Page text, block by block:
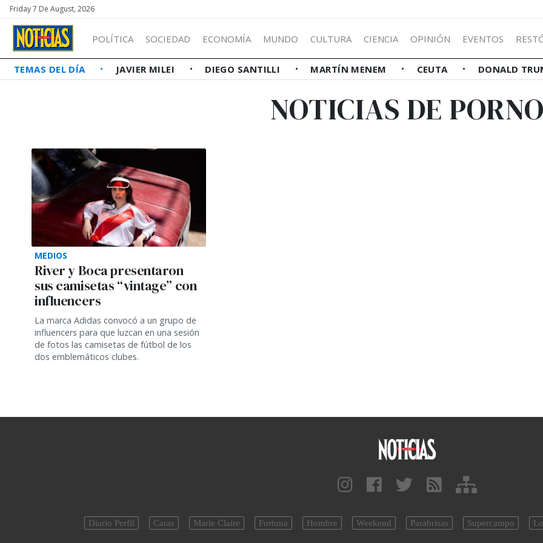
Friday 7 De August, 2026
POLÍTICA SOCIEDAD ECONOMÍA MUNDO CULTURA CIENCIA OPINIÓN EVENTOS
TEMAS DEL DÍA JAVIER MILEI DIEGO SANTILLI MARTÍN MENEM CEUTA DONALD
NOTICIAS DE PORNO
MEDIOS
River y Boca presentaron
sus camisetas “vintage” con
influencers
La marca Adidas convocó a un grupo de
influencers para que luzcan en una sesión
de fotos las camisetas de fútbol de los
dos emblemáticos clubes.
Diario Perfil Caras Marie Claire Fortuna Hombre Weekend Parabrisas Supercampo